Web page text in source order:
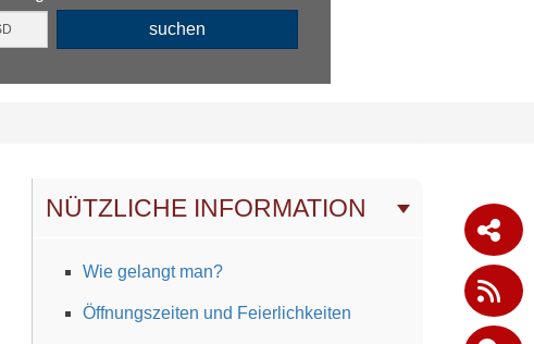
suchen
NÜTZLICHE INFORMATION
Wie gelangt man?
Öffnungszeiten und Feierlichkeiten